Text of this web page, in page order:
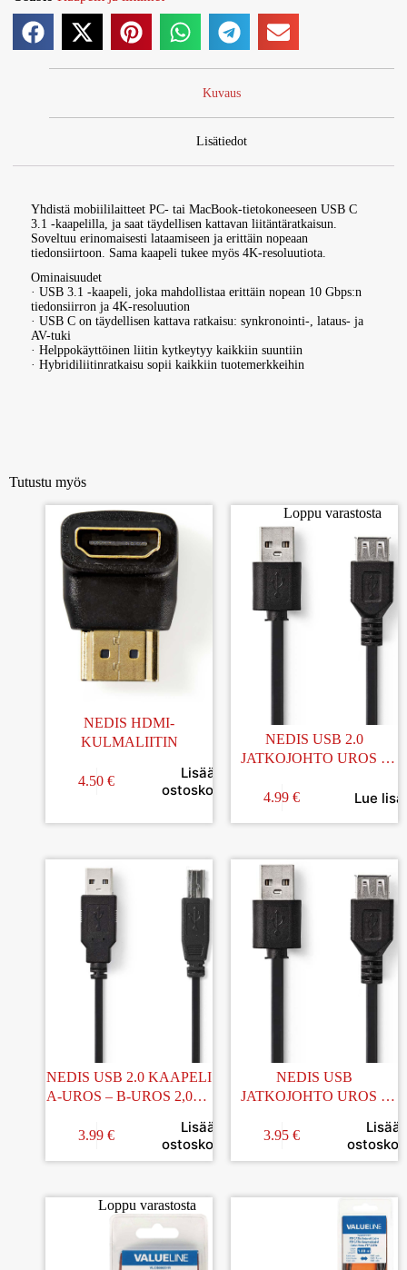
Kuvaus
Lisätiedot
Yhdistä mobiililaitteet PC- tai MacBook-tietokoneeseen USB C
3.1 -kaapelilla, ja saat täydellisen kattavan liitäntäratkaisun.
Soveltuu erinomaisesti lataamiseen ja erittäin nopeaan
tiedonsiirtoon. Sama kaapeli tukee myös 4K-resoluutiota.
Ominaisuudet
· USB 3.1 -kaapeli, joka mahdollistaa erittäin nopean 10 Gbps:n
tiedonsiirron ja 4K-resoluution
· USB C on täydellisen kattava ratkaisu: synkronointi-, lataus- ja
AV-tuki
· Helppokäyttöinen liitin kytkeytyy kaikkiin suuntiin
· Hybridiliitinratkaisu sopii kaikkiin tuotemerkkeihin
Tutustu myös
NEDIS HDMI-
KULMALIITIN
4.50 €
Lisää
ostoskoriin
Loppu varastosta
NEDIS USB 2.0
JATKOJOHTO UROS –
4.99 € Lue
NEDIS USB 2.0 KAAPELI
A-UROS – B-UROS 2,00M
3.99 €
Lisää
ostoskoriin
NEDIS USB
JATKOJOHTO UROS –
3.95 €
Lisää
Loppu varastosta